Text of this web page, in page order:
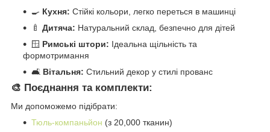
🍳 Кухня: Стійкі кольори, легко переться в машинці
🍼 Дитяча: Натуральний склад, безпечно для дітей
🪟 Римські штори: Ідеальна щільність та
формотримання
🛋️ Вітальня: Стильний декор у стилі прованс
🎨 Поєднання та комплекти:
Ми допоможемо підібрати:
Тюль-компаньйон (з 20,000 тканин)